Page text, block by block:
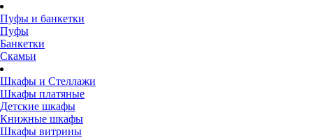
Пуфы и банкетки
Пуфы
Банкетки
Скамьи
Шкафы и Стеллажи
Шкафы платяные
Детские шкафы
Книжные шкафы
Шкафы витрины